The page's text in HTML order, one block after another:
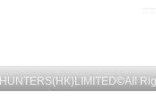
HUNTERS(HK)LIMITED©All